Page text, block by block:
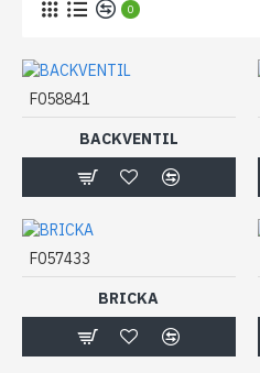
0
F058841
BACKVENTIL
F057433
BRICKA